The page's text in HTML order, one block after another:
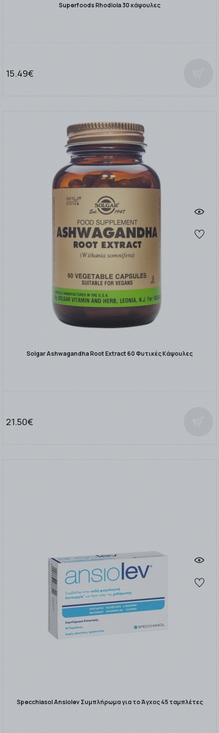
Superfoods Rhodiola 30 κάψουλες
15.49€
Solgar Ashwagandha Root Extract 60 Φυτικές Κάψουλες
21.50€
Specchiasol Ansiolev Συμπλήρωμα για το Άγχος 45 ταμπλέτες